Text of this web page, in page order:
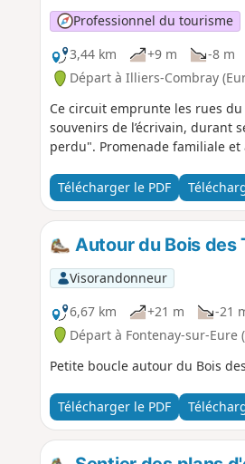
Professionnel du tourisme
3,44 km
+9 m -8 m
Départ à Illiers-Combray
Ce circuit emprunte les rues
souvenirs de l’écrivain, durant
perdu". Promenade familiale
Télécharger le PDF
Autour du Bois des
Visorandonneur
6,67 km
+21 m -21
Départ à Fontenay-sur-Eure
Petite boucle autour du Bois
Télécharger le PDF